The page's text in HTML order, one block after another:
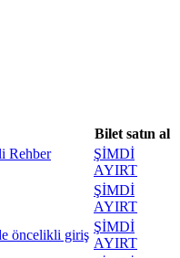
Bilet satın al
Rehber
ŞİMDİ
AYIRT
ŞİMDİ
AYIRT
öncelikli giriş
ŞİMDİ
AYIRT